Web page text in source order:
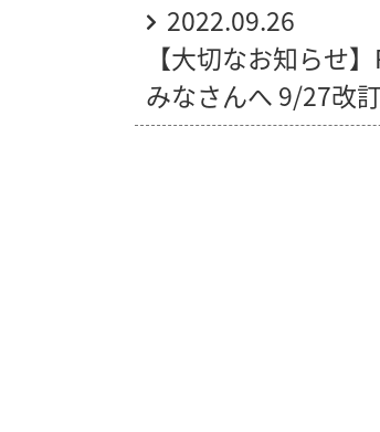
2022.09.26
【大切なお知らせ
みなさんへ 9/27改訂